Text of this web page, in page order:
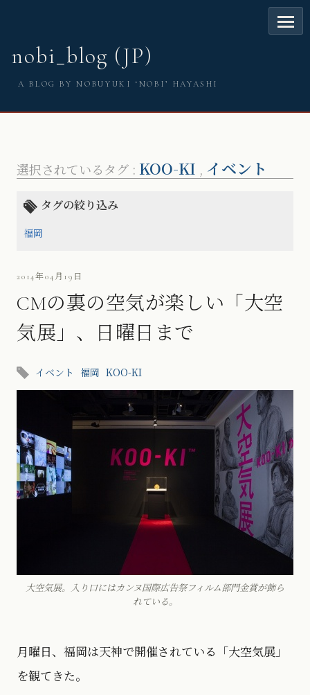
nobi_blog (JP)
A BLOG BY NOBUYUKI ‘NOBI’ HAYASHI
選択されているタグ : KOO-KI , イベント
タグの絞り込み
福岡
2014年04月19日
CMの裏の空気が楽しい「大空
気展」、日曜日まで
イベント 福岡 KOO-KI
大空気展。入り口にはカンヌ国際広告祭フィルム部門金賞が飾ら
れている。
月曜日、福岡は天神で開催されている「大空気展」
を観てきた。